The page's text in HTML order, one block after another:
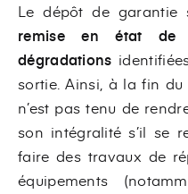
Le dépôt de garantie
remise en état de
dégradations
sortie. Ainsi, à la fin
n’est pas tenu de
son intégralité s’il se
faire des travaux de
équipements